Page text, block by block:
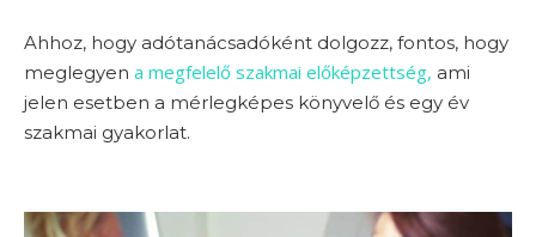
Ahhoz, hogy adótanácsadóként dolgozz, fontos, hogy
meglegyen a megfelelő szakmai előképzettség, ami
jelen esetben a mérlegképes könyvelő és egy év
szakmai gyakorlat.